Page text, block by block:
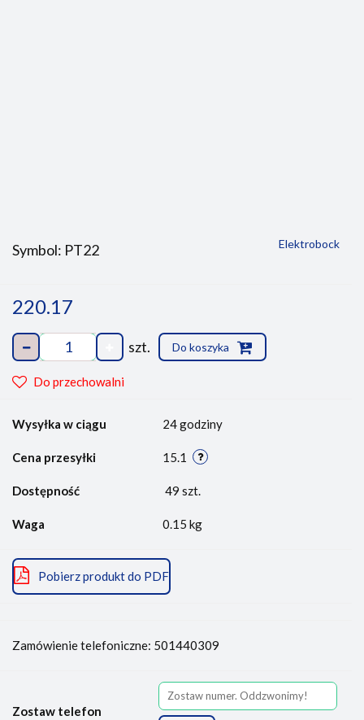
Symbol: PT22 Elektrobock
220.17
szt. Do koszyka
Do przechowalni
Wysyłka w ciągu 24 godziny
Cena przesyłki 15.1
Dostępność 49 szt.
Waga 0.15 kg
Pobierz produkt do PDF
Zamówienie telefoniczne: 501440309
Zostaw telefon